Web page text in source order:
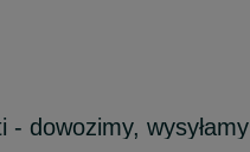
dowozimy, wysyłamy